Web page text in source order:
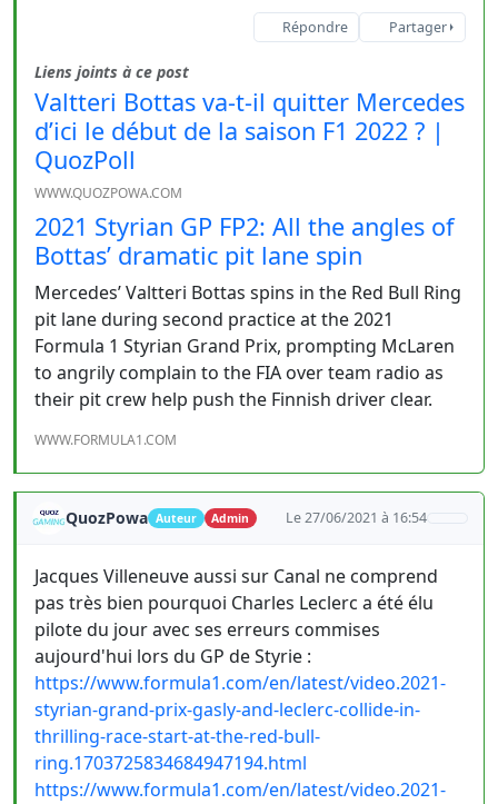
Répondre Partager
Liens joints à ce post
Valtteri Bottas va-t-il quitter Mercedes
d’ici le début de la saison F1 2022 ? |
QuozPoll
WWW.QUOZPOWA.COM
2021 Styrian GP FP2: All the angles of
Bottas’ dramatic pit lane spin
Mercedes’ Valtteri Bottas spins in the Red Bull Ring
pit lane during second practice at the 2021
Formula 1 Styrian Grand Prix, prompting McLaren
to angrily complain to the FIA over team radio as
their pit crew help push the Finnish driver clear.
WWW.FORMULA1.COM
QuozPowa Auteur Admin Le 27/06/2021 à 16:54
Jacques Villeneuve aussi sur Canal ne comprend
pas très bien pourquoi Charles Leclerc a été élu
pilote du jour avec ses erreurs commises
aujourd'hui lors du GP de Styrie :
https://www.formula1.com/en/latest/video.2021-
styrian-grand-prix-gasly-and-leclerc-collide-in-
thrilling-race-start-at-the-red-bull-
ring.1703725834684947194.html
https://www.formula1.com/en/latest/video.2021-